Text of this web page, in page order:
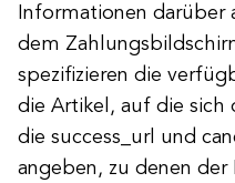
Informationen darüber
dem
spezifizieren die
die Artikel, auf die sich
die success_url und
angeben, zu denen der